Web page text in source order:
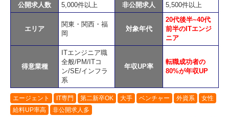
公開求人数 5,000件以上 非公開求人 5,500件以上
エリア
関東・関西・福
岡
対象年代
20代後半~40代
前半のITエンジ
ニア
得意業種
ITエンジニア職
全般/PM/ITコ
ン/SE/インフラ
系
年収UP率
転職成功者の
80%が年収UP
エージェント IT専門 第二新卒OK 大手 ベンチャー 外資系
女性
給料UP率高
非公開求人多